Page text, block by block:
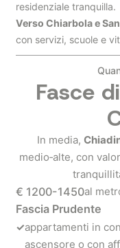
residenziale tranquilla.
Verso Chiarbola e
con servizi, scuole e
Fasce
In media,
medio‑alte, con
€ 1200-1450al
Fascia Prudente
✓appartamenti in
ascensore o con